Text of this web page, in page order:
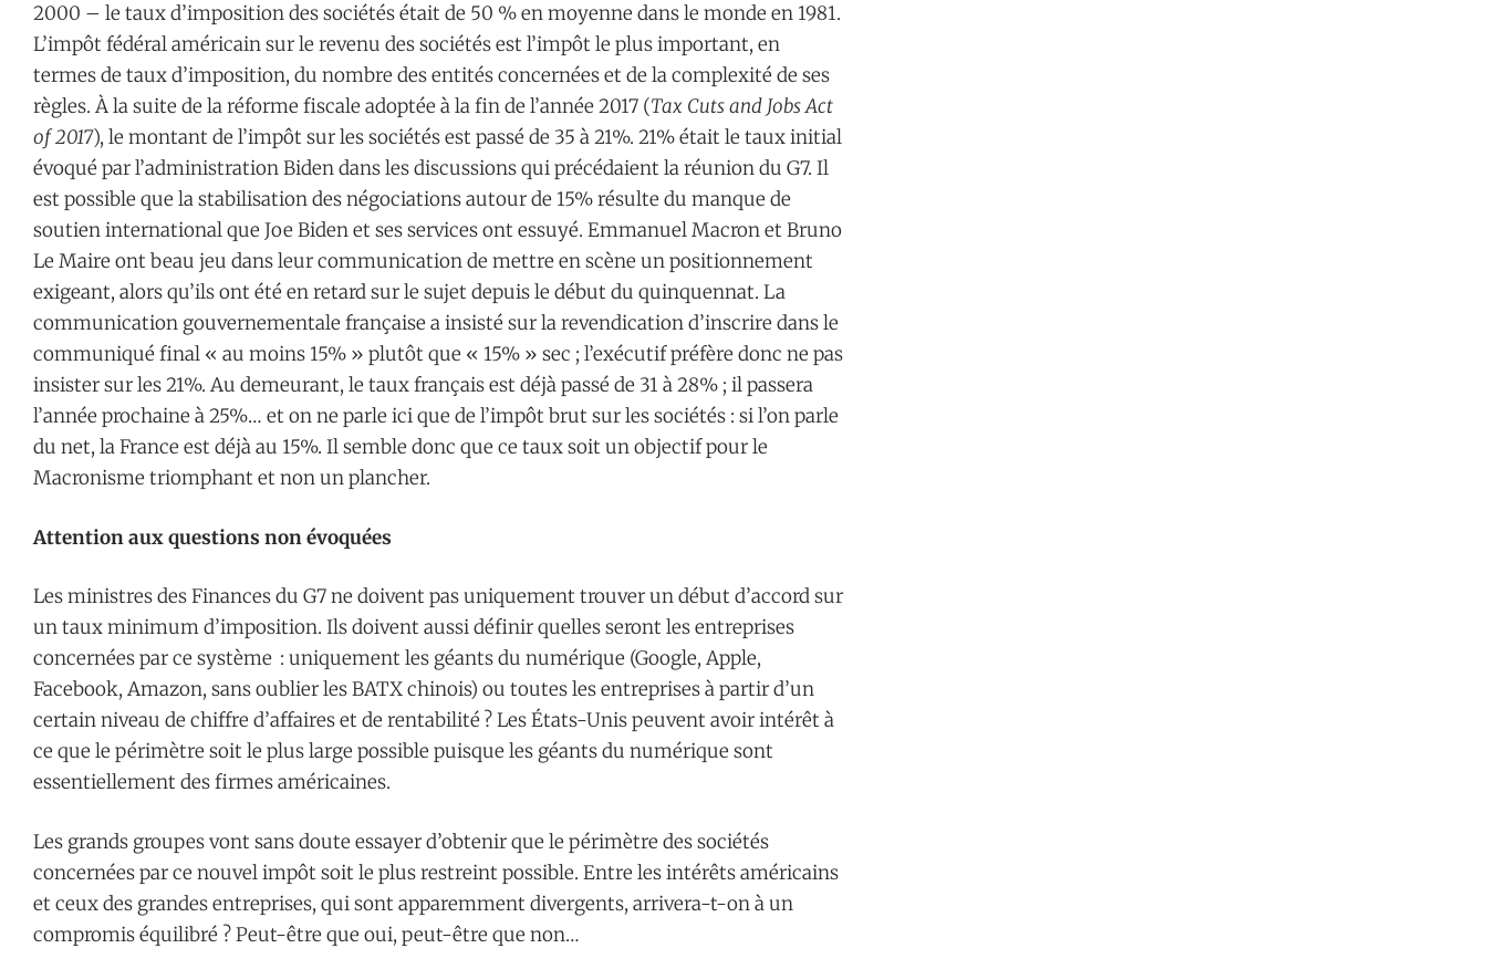
2000 – le taux d’imposition des sociétés était de 50 % en moyenne dans le monde en 1981.
L’impôt fédéral américain sur le revenu des sociétés est l’impôt le plus important, en
termes de taux d’imposition, du nombre des entités concernées et de la complexité de ses
règles. À la suite de la réforme fiscale adoptée à la fin de l’année 2017 (Tax Cuts and Jobs Act
of 2017), le montant de l’impôt sur les sociétés est passé de 35 à 21%. 21% était le taux initial
évoqué par l’administration Biden dans les discussions qui précédaient la réunion du G7. Il
est possible que la stabilisation des négociations autour de 15% résulte du manque de
soutien international que Joe Biden et ses services ont essuyé. Emmanuel Macron et Bruno
Le Maire ont beau jeu dans leur communication de mettre en scène un positionnement
exigeant, alors qu’ils ont été en retard sur le sujet depuis le début du quinquennat. La
communication gouvernementale française a insisté sur la revendication d’inscrire dans le
communiqué final « au moins 15% » plutôt que « 15% » sec ; l’exécutif préfère donc ne pas
insister sur les 21%. Au demeurant, le taux français est déjà passé de 31 à 28% ; il passera
l’année prochaine à 25%… et on ne parle ici que de l’impôt brut sur les sociétés : si l’on parle
du net, la France est déjà au 15%. Il semble donc que ce taux soit un objectif pour le
Macronisme triomphant et non un plancher.
Attention aux questions non évoquées
Les ministres des Finances du G7 ne doivent pas uniquement trouver un début d’accord sur
un taux minimum d’imposition. Ils doivent aussi définir quelles seront les entreprises
concernées par ce système : uniquement les géants du numérique (Google, Apple,
Facebook, Amazon, sans oublier les BATX chinois) ou toutes les entreprises à partir d’un
certain niveau de chiffre d’affaires et de rentabilité ? Les États-Unis peuvent avoir intérêt à
ce que le périmètre soit le plus large possible puisque les géants du numérique sont
essentiellement des firmes américaines.
Les grands groupes vont sans doute essayer d’obtenir que le périmètre des sociétés
concernées par ce nouvel impôt soit le plus restreint possible. Entre les intérêts américains
et ceux des grandes entreprises, qui sont apparemment divergents, arrivera-t-on à un
compromis équilibré ? Peut-être que oui, peut-être que non…